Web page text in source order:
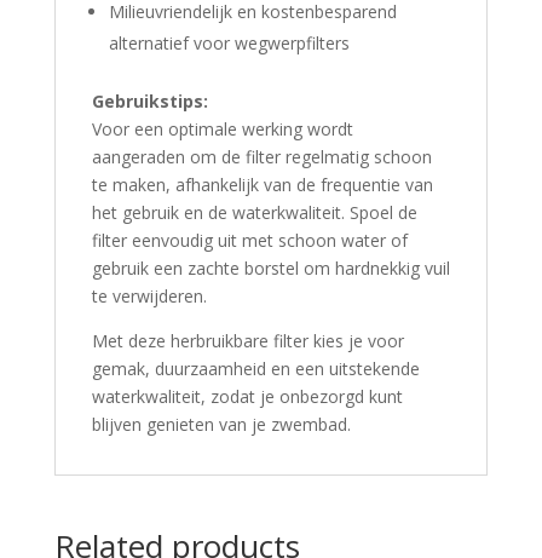
Milieuvriendelijk en kostenbesparend
alternatief voor wegwerpfilters
Gebruikstips:
Voor een optimale werking wordt
aangeraden om de filter regelmatig schoon
te maken, afhankelijk van de frequentie van
het gebruik en de waterkwaliteit. Spoel de
filter eenvoudig uit met schoon water of
gebruik een zachte borstel om hardnekkig vuil
te verwijderen.
Met deze herbruikbare filter kies je voor
gemak, duurzaamheid en een uitstekende
waterkwaliteit, zodat je onbezorgd kunt
blijven genieten van je zwembad.
Related products